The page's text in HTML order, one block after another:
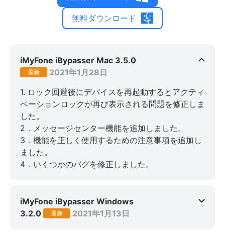
無料ダウンロード
iMyFone iBypasser Mac 3.5.0
最新
2021年1月28日
1. ロック回避後にデバイスを再起動するとアクティ
ベーションロックが再び表示される問題を修正しま
した。
2．メッセージセンター機能を追加しました。
3．機能を正しく使用するための注意事項を追加し
ました。
4．いくつかのバグを修正しました。
iMyFone iBypasser Windows
3.2.0
最新 2021年1月13日